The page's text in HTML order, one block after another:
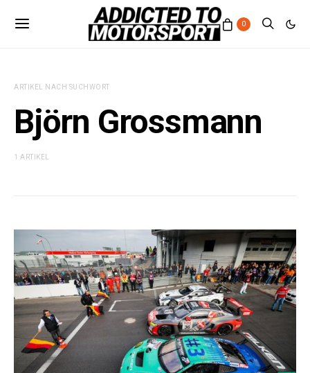
0
ARTIKEL NACH SUCHWORT
Björn Grossmann
1 ARTIKEL